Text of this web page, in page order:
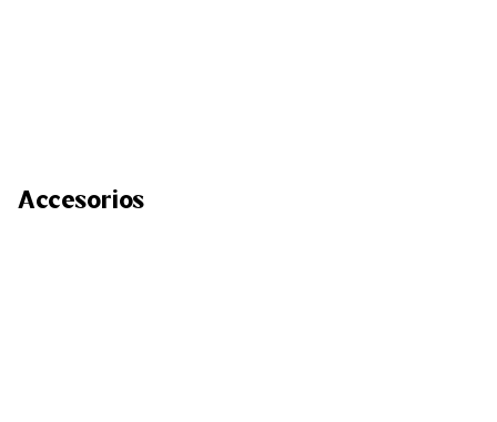
Accesorios